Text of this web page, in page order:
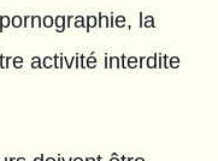
la
activité interdite